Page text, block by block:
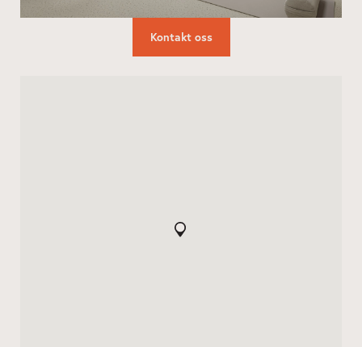
Kontakt oss